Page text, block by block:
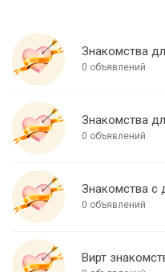
Знакомства
0 объявлений
Знакомства
0 объявлений
Знакомства с
0 объявлений
Вирт
0 объявлений